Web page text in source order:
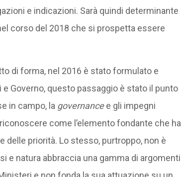
e indicazioni. Sarà quindi determinante
corso del 2018 che si prospetta essere
di forma, nel 2016 è stato formulato e
Governo, questo passaggio è stato il punto
in campo, la governancee gli impegni
come l’elemento fondante che ha
delle priorità. Lo stesso, purtroppo, non è
e natura abbraccia una gamma di argomenti